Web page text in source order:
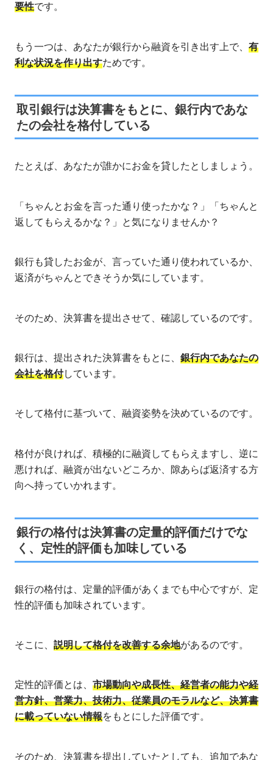
要性です。
もう一つは、あなたが銀行から融資を引き出す上で、 有
利な状況を作り出すためです。
取引銀行は決算書をもとに、銀行内であな
たの会社を格付している
たとえば、あなたが誰かにお金を貸したとしましょう。
「ちゃんとお金を言った通り使ったかな？」「ちゃんと
返してもらえるかな？」と気になりませんか？
銀行も貸したお金が、言っていた通り使われているか、
返済がちゃんとできそうか気にしています。
そのため、決算書を提出させて、確認しているのです。
銀行は、提出された決算書をもとに、 銀行内であなたの
会社を格付しています。
そして格付に基づいて、融資姿勢を決めているのです。
格付が良ければ、積極的に融資してもらえますし、逆に
悪ければ、融資が出ないどころか、隙あらば返済する方
向へ持っていかれます。
銀行の格付は決算書の定量的評価だけでな
く、定性的評価も加味している
銀行の格付は、定量的評価があくまでも中心ですが、定
性的評価も加味されています。
そこに、 説明して格付を改善する余地があるのです。
定性的評価とは、 市場動向や成長性、経営者の能力や経
営方針、営業力、技術力、従業員のモラルなど、決算書
に載っていない情報をもとにした評価です。
そのため、決算書を提出していたとしても、追加であな